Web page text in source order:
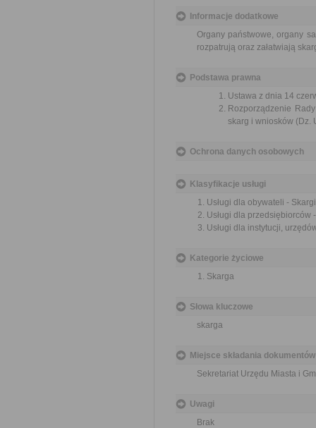
Informacje dodatkowe
Organy państwowe, organy
rozpatrują oraz załatwiają
Podstawa prawna
Ustawa z dnia 14
Rozporządzenie
skarg i wniosków (Dz.
Ochrona danych osobowych
Klasyfikacje usługi
Usługi dla obywateli -
Usługi dla przedsiębiorców
Usługi dla instytucji,
Kategorie życiowe
Skarga
Słowa kluczowe
skarga
Miejsce składania dokumentów
Sekretariat Urzędu Miasta i
Uwagi
Brak